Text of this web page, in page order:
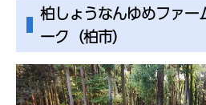
柏しょうなんゆめファー
ーク（柏市）